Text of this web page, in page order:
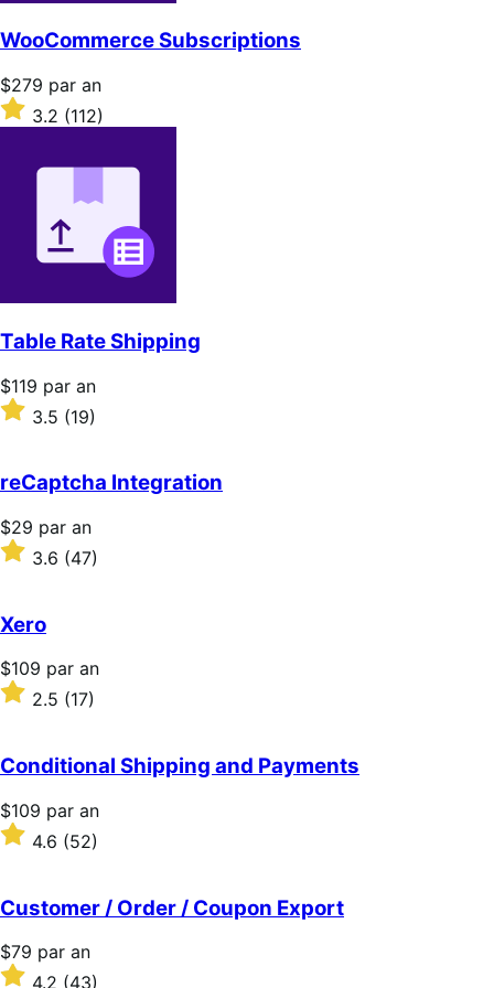
WooCommerce Subscriptions
Prix
$279
par
$279 par an
Noté
3.2
5 étoiles
3.2 (112)
Table Rate Shipping
Prix
$119
par
$119 par an
Noté
3.5
5 étoiles
3.5 (19)
reCaptcha Integration
Prix
$29
$29 par an
Noté
5 étoiles
3.6 (47)
Xero
Prix
$109
$109 par an
Noté
5 étoiles
2.5 (17)
Conditional Shipping and Payments
Prix
$109
par
$109 par an
Noté
4.6
5 étoiles
4.6 (52)
Customer / Order / Coupon Export
Prix
$79
$79 par an
Noté4.2 (43)